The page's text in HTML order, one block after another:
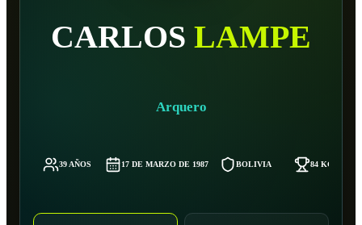
CARLOS LAMPE
Arquero
39 AÑOS 17 DE MARZO DE 1987 BOLIVIA 84 KG